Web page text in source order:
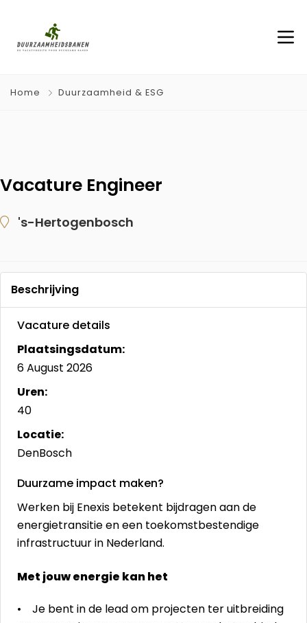
Home Duurzaamheid & ESG
Vacature Engineer
's-Hertogenbosch
Beschrijving
Vacature details
Plaatsingsdatum:
6 August 2026
Uren:
40
Locatie:
DenBosch
Duurzame impact maken?
Werken bij Enexis betekent bijdragen aan de
energietransitie en een toekomstbestendige
infrastructuur in Nederland.
Met jouw energie kan het
• Je bent in de lead om projecten ter uitbreiding